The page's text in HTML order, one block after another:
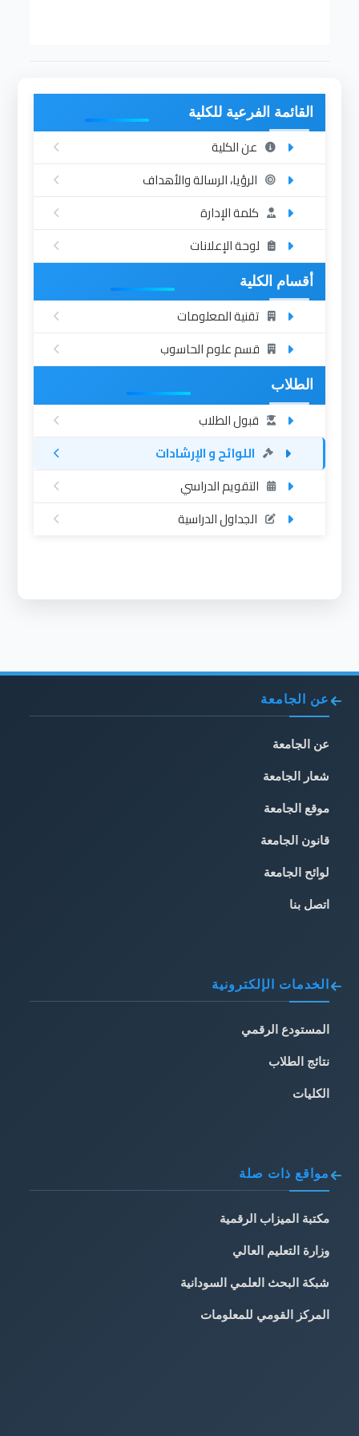
القائمة الفرعية للكلية
عن الكلية
الرؤيا، الرسالة والأهداف
كلمة الإدارة
لوحة الإعلانات
أقسام الكلية
تقنية المعلومات
قسم علوم الحاسوب
الطلاب
قبول الطلاب
اللوائح و الإرشادات
التقويم الدراسي
الجداول الدراسية
عن الجامعة
عن الجامعة
شعار الجامعة
موقع الجامعة
قانون الجامعة
لوائح الجامعة
اتصل بنا
الخدمات الإلكترونية
المستودع الرقمي
نتائج الطلاب
الكليات
مواقع ذات صلة
مكتبة الميزاب الرقمية
وزارة التعليم العالي
شبكة البحث العلمي السودانية
المركز القومي للمعلومات